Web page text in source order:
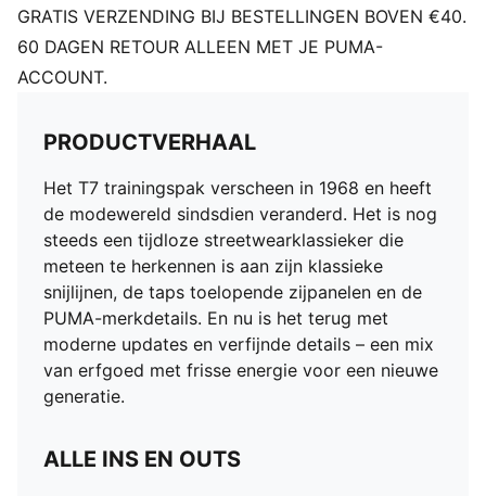
GRATIS VERZENDING BIJ BESTELLINGEN BOVEN €40.
60 DAGEN RETOUR ALLEEN MET JE PUMA-
ACCOUNT.
PRODUCTVERHAAL
Het T7 trainingspak verscheen in 1968 en heeft
de modewereld sindsdien veranderd. Het is nog
steeds een tijdloze streetwearklassieker die
meteen te herkennen is aan zijn klassieke
snijlijnen, de taps toelopende zijpanelen en de
PUMA-merkdetails. En nu is het terug met
moderne updates en verfijnde details – een mix
van erfgoed met frisse energie voor een nieuwe
generatie.
ALLE INS EN OUTS